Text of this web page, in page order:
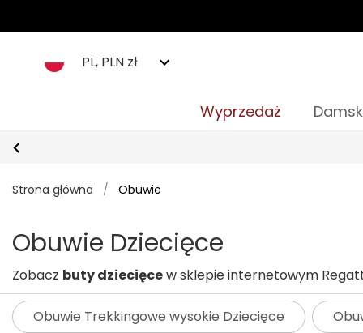
PL, PLN zł
Wyprzedaż
Strona główna / Obuwie
Obuwie Dziecięce
Zobacz buty dziecięcew sklepie internetowym
Obuwie Trekkingowe wysokie Dziecięce